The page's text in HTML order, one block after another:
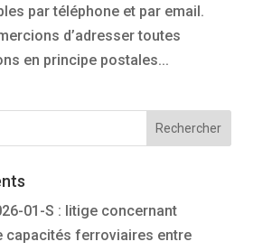
par téléphone et par email.
d’adresser toutes
en principe postales...
01-S : litige concernant
capacités ferroviaires entre